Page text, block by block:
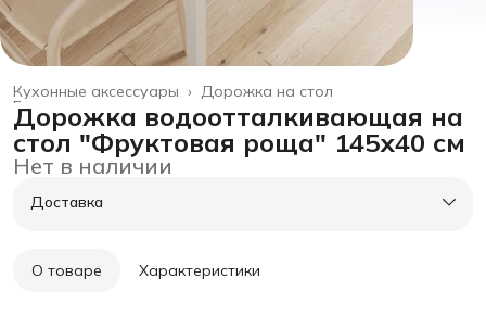
Дорожка на стол
Кухонные аксессуары ›
Главная
Дорожка водоотталкивающая на
стол "Фруктовая роща" 145х40 см
Нет в наличии
Доставка
О товаре Характеристики